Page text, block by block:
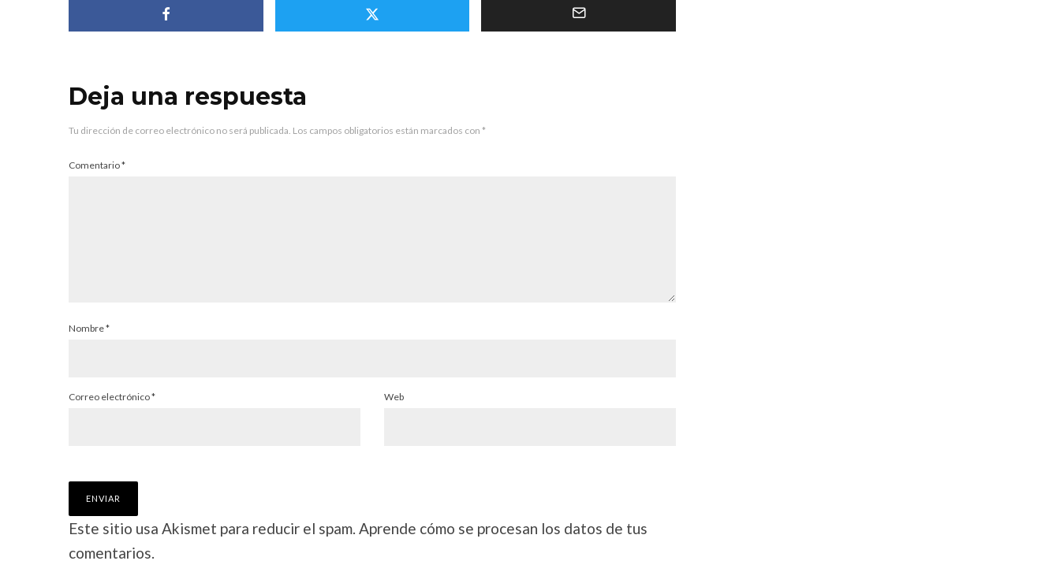
Deja una respuesta
Tu dirección de correo electrónico no será publicada. Los campos obligatorios están marcados con *
Comentario*
Nombre*
Correo electrónico* Web
Este sitio usa Akismet para reducir el spam. Aprende cómo se procesan los datos de tus
comentarios.